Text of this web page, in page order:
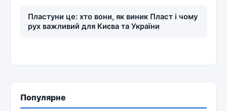
Пластуни це: хто вони, як виник Пласт і чому
рух важливий для Києва та України
Популярне